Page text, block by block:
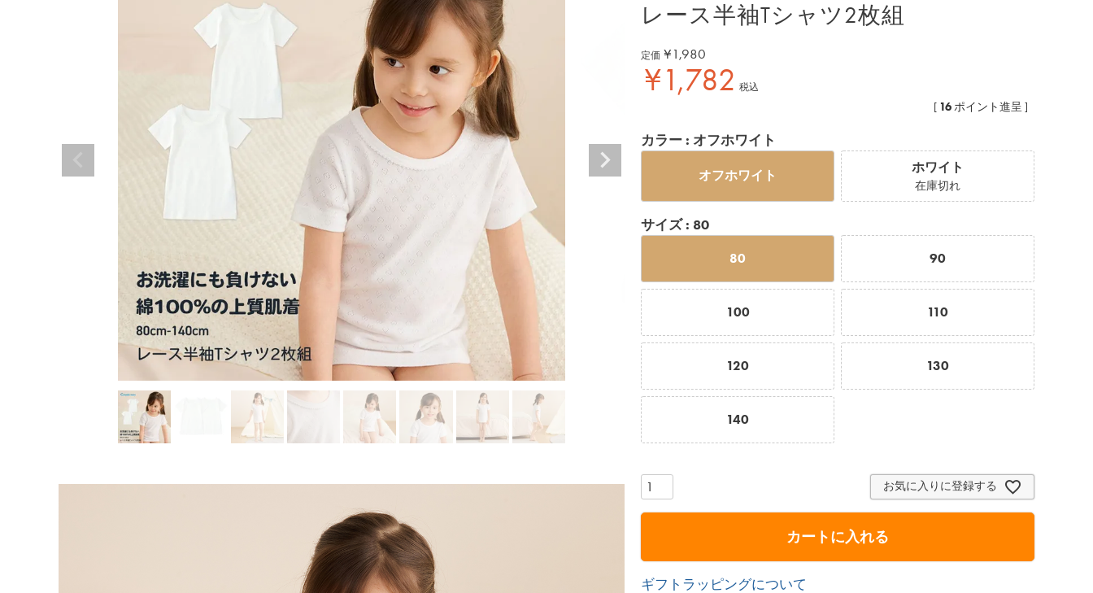
レース半袖Tシャツ2枚組
定価 ¥ 1,980
¥1,782 税込
[ 16ポイント進呈 ]
カラー オフホワイト
オフホワイト
ホワイト
在庫切れ
サイズ 80
80 90
100 110
120 130
140
お気に入りに登録する
カートに入れる
ギフトラッピングについて